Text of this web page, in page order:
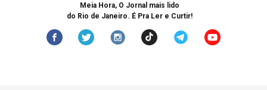
Meia Hora, O Jornal mais lido
do Rio de Janeiro. É Pra Ler e Curtir!